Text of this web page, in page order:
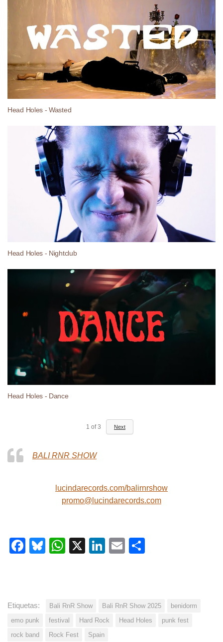
Head Holes - Wasted
Head Holes - Nightclub
Head Holes - Dance
1 of 3 Next
BALI RNR SHOW
lucindarecords.com/balirnrshow
promo@lucindarecords.com
Facebook
Bluesky
WhatsApp
X LinkedIn
Email
Etiquetas: Bali RnR Show Bali RnR Show 2025
benidorm
emo punk
festival Hard Rock Head Holes
punk fest
rock band
Rock Fest Spain